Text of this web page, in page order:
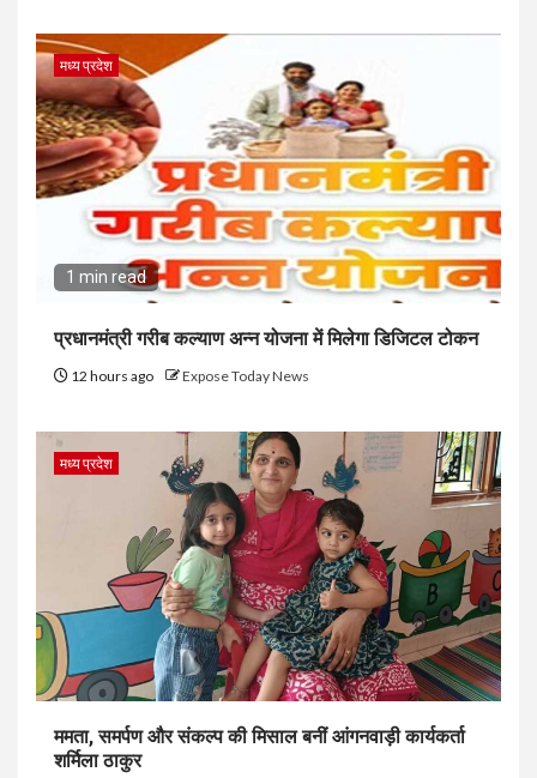
मध्य प्रदेश
1 min read
प्रधानमंत्री गरीब कल्याण अन्न योजना में मिलेगा डिजिटल टोकन
12 hours ago Expose Today News
मध्य प्रदेश
ममता, समर्पण और संकल्प की मिसाल बनीं आंगनवाड़ी कार्यकर्ता
शर्मिला ठाकुर